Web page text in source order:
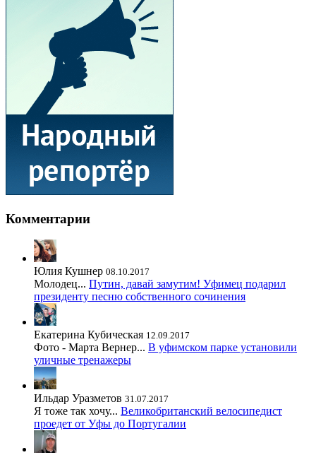
Комментарии
Юлия Кушнер 08.10.2017
Молодец... Путин, давай замутим! Уфимец подарил
президенту песню собственного сочинения
Екатерина Кубическая 12.09.2017
Фото - Марта Вернер... В уфимском парке установили
уличные тренажеры
Ильдар Уразметов 31.07.2017
Я тоже так хочу... Великобританский велосипедист
проедет от Уфы до Португалии